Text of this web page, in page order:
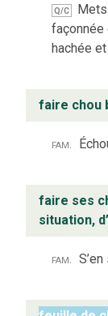
Q/C
façonnée
hachée
faire chou
fam.
faire ses
situation,
fam.